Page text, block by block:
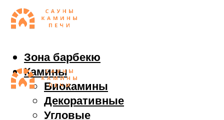
Зона барбекю
Камины
Биокамины
Декоративные
Угловые